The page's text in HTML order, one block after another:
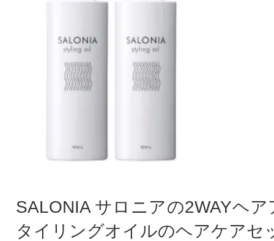
SALONIA サロニアの2WAYヘ
タイリングオイルのヘアケアセ